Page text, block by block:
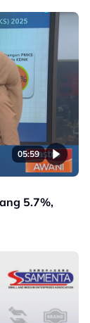
05:59
5.7%,